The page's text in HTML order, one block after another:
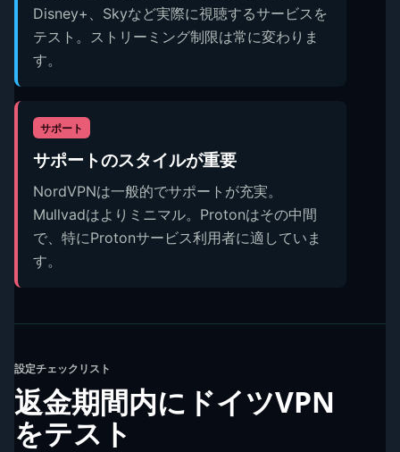
Disney+、Skyなど実際に視聴するサービスを
テスト。ストリーミング制限は常に変わりま
す。
サポート
サポートのスタイルが重要
NordVPNは一般的でサポートが充実。
Mullvadはよりミニマル。Protonはその中間
で、特にProtonサービス利用者に適していま
す。
設定チェックリスト
返金期間内にドイツVPN
をテスト